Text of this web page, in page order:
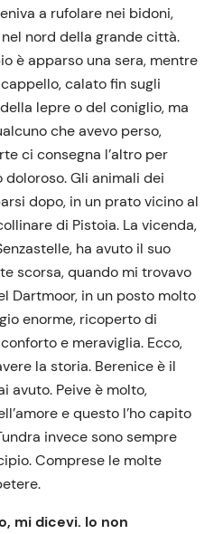
a rufolare nei bidoni,
nord della grande città.
è apparso una sera, mentre
calato fin sugli
lepre o del coniglio, ma
che avevo perso,
ci consegna l’altro per
Gli animali dei
dopo, in un prato vicino al
di Pistoia. La vicenda,
ha avuto il suo
scorsa, quando mi trovavo
Dartmoor, in un posto molto
enorme, ricoperto di
e meraviglia. Ecco,
la storia. Berenice è il
avuto. Peive è molto,
e questo l’ho capito
invece sono sempre
Comprese le molte
mi dicevi. Io non